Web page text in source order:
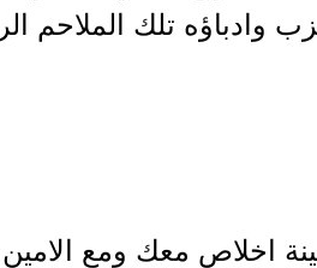
وادباؤه تلك الملاحم
اخلاص معك ومع